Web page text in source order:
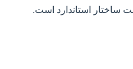
ساختار استاندارد است.